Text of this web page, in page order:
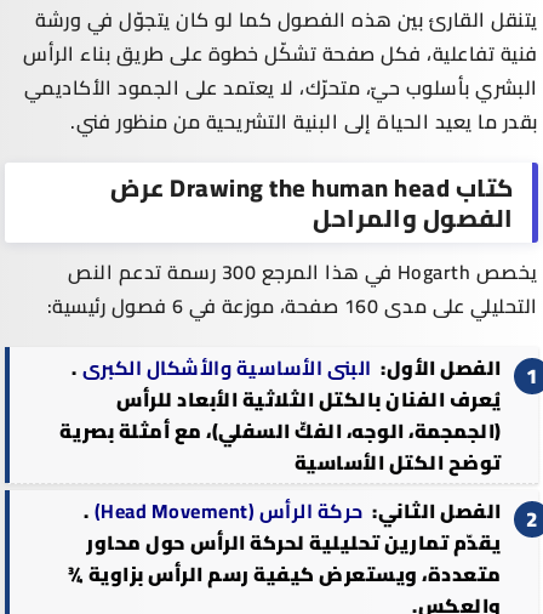
يتنقل القارئ بين هذه الفصول كما لو كان يتجوّل في ورشة
فنية تفاعلية، فكل صفحة تشكّل خطوة على طريق بناء الرأس
البشري بأسلوب حيّ، متحرّك، لا يعتمد على الجمود الأكاديمي
بقدر ما يعيد الحياة إلى البنية التشريحية من منظور فني.
كتابDrawing the human headعرض
الفصول والمراحل
يخصص Hogarth في هذا المرجع 300 رسمة تدعم النص
التحليلي على مدى 160 صفحة، موزعة في 6 فصول رئيسية:
الفصل الأول: البنى الأساسية والأشكال الكبرى.
يُعرف الفنان بالكتل الثلاثية الأبعاد للرأس
(الجمجمة، الوجه، الفكّ السفلي)، مع أمثلة بصرية
توضح الكتل الأساسية
الفصل الثاني: حركة الرأس (Head Movement)
.
يقدّم تمارين تحليلية لحركة الرأس حول محاور
متعددة، ويستعرض كيفية رسم الرأس بزاوية ¾
والعكس.